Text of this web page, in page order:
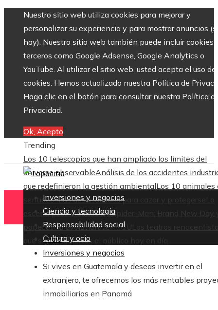
Nuestro sitio web utiliza cookies para mejorar y
personalizar su experiencia y para mostrar anuncios
hay). Nuestro sitio web también puede incluir cookies
terceros como Google Adsense, Google Analytics o
YouTube. Al utilizar el sitio web, usted acepta el uso de
cookies. Hemos actualizado nuestra Política de
Haga clic en el botón para consultar nuestra Política
Privacidad.
Ok, Acepto
Trending
Los 10 telescopios que han ampliado los límites del
universo observableAnálisis de los accidentes
que redefinieron la gestión ambientalLos 10 animales
sentidos más desarrollados para cazar y protegerse La
escena post-créditos de Spider-Man: Brand New Day
papel en la evolución del MCU
Los teatros
que siguen abiertos al público hoy en día
Inversiones y negocios
Ciencia y tecnología
Responsabilidad social
Cultura y ocio
Inicio
Inversiones y negocios
Si vives en Guatemala y deseas invertir en el
extranjero, te ofrecemos los más rentables
inmobiliarios en Panamá